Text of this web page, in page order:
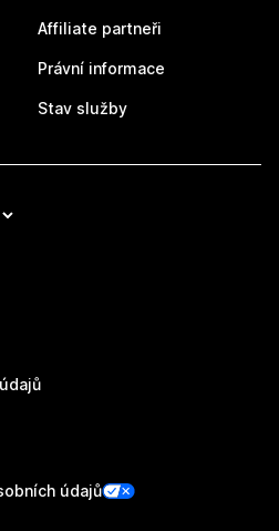
Affiliate partneři
Právní informace
Stav služby
údajů